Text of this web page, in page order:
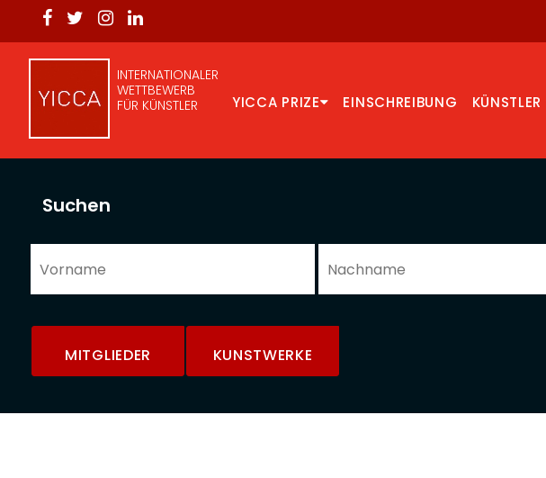
INTERNATIONALER
WETTBEWERB
FÜR KÜNSTLER
YICCA PRIZE EINSCHREIBUNG KÜNSTLER
Suchen
MITGLIEDER KUNSTWERKE